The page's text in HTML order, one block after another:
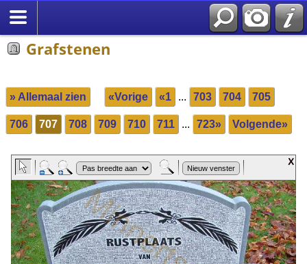
Grafstenen
» Allemaal zien «Vorige «1 ... 703 704 705
706 707 708 709 710 711 ... 723» Volgende»